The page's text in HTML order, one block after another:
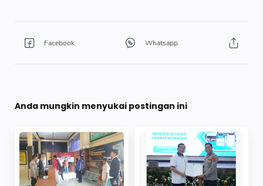
Anda mungkin menyukai postingan ini